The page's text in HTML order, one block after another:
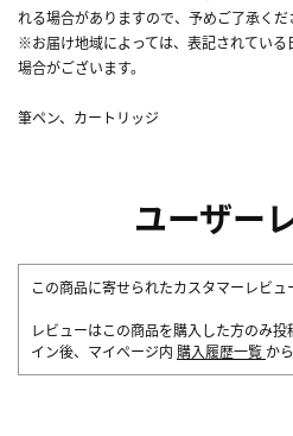
れる場合がありますので、予めご了承くだ
※お届け地域によっては、表記されている
場合がございます。
筆ペン、カートリッジ
ユーザー
この商品に寄せられたカスタマーレビュ
レビューはこの商品を購入した方のみ
イン後、マイページ内 購入履歴一覧 か